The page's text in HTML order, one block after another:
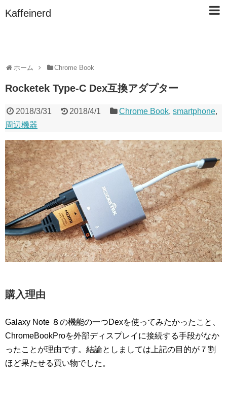
Kaffeinerd
ホーム Chrome Book
Rocketek Type-C Dex互換アダプター
2018/3/31 2018/4/1 Chrome Book,smartphone,
周辺機器
購入理由
Galaxy Note ８の機能の一つDexを使ってみたかったこと、
ChromeBookProを外部ディスプレイに接続する手段がなか
ったことが理由です。結論としましては上記の目的が７割
ほど果たせる買い物でした。